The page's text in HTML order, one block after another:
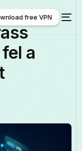
free VPN
a